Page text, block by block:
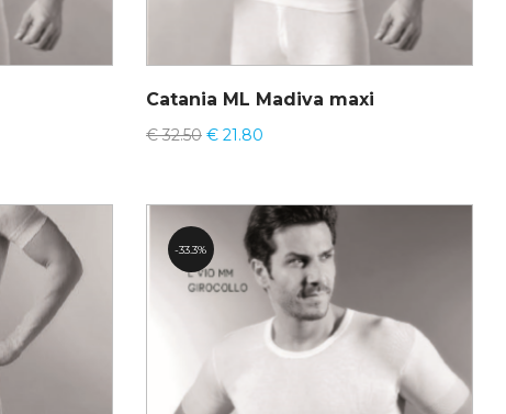
Catania ML Madiva maxi
€32.50 €21.80
33.3%